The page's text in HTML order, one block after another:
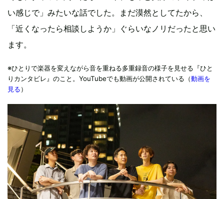
い感じで」みたいな話でした。まだ漠然としてたから、
「近くなったら相談しようか」ぐらいなノリだったと思い
ます。
※ひとりで楽器を変えながら音を重ねる多重録音の様子を見せる『ひと
りカンタビレ』のこと。YouTubeでも動画が公開されている（動画を
見る）